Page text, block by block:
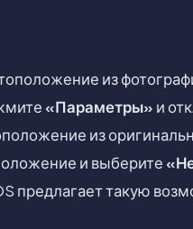
из
«Параметры» и
из
и выберите
предлагает такую